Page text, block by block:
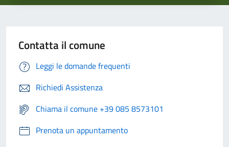
Contatta il comune
Leggi le domande frequenti
Richiedi Assistenza
Chiama il comune +39 085 8573101
Prenota un appuntamento